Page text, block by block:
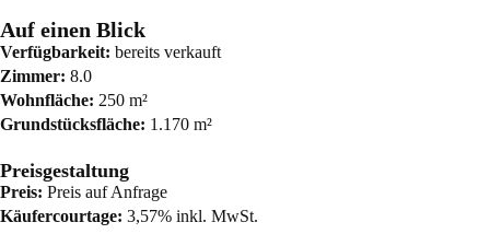
Auf einen Blick
Verfügbarkeit: bereits verkauft
Zimmer: 8.0
Wohnfläche: 250 m²
Grundstücksfläche: 1.170 m²
Preisgestaltung
Preis: Preis auf Anfrage
Käufercourtage: 3,57% inkl. MwSt.